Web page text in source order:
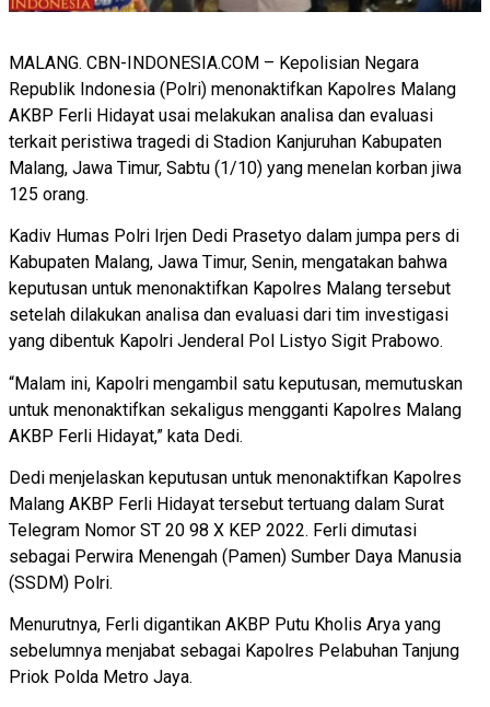
MALANG. CBN-INDONESIA.COM – Kepolisian Negara
Republik Indonesia (Polri) menonaktifkan Kapolres Malang
AKBP Ferli Hidayat usai melakukan analisa dan evaluasi
terkait peristiwa tragedi di Stadion Kanjuruhan Kabupaten
Malang, Jawa Timur, Sabtu (1/10) yang menelan korban jiwa
125 orang.
Kadiv Humas Polri Irjen Dedi Prasetyo dalam jumpa pers di
Kabupaten Malang, Jawa Timur, Senin, mengatakan bahwa
keputusan untuk menonaktifkan Kapolres Malang tersebut
setelah dilakukan analisa dan evaluasi dari tim investigasi
yang dibentuk Kapolri Jenderal Pol Listyo Sigit Prabowo.
“Malam ini, Kapolri mengambil satu keputusan, memutuskan
untuk menonaktifkan sekaligus mengganti Kapolres Malang
AKBP Ferli Hidayat,” kata Dedi.
Dedi menjelaskan keputusan untuk menonaktifkan Kapolres
Malang AKBP Ferli Hidayat tersebut tertuang dalam Surat
Telegram Nomor ST 20 98 X KEP 2022. Ferli dimutasi
sebagai Perwira Menengah (Pamen) Sumber Daya Manusia
(SSDM) Polri.
Menurutnya, Ferli digantikan AKBP Putu Kholis Arya yang
sebelumnya menjabat sebagai Kapolres Pelabuhan Tanjung
Priok Polda Metro Jaya.